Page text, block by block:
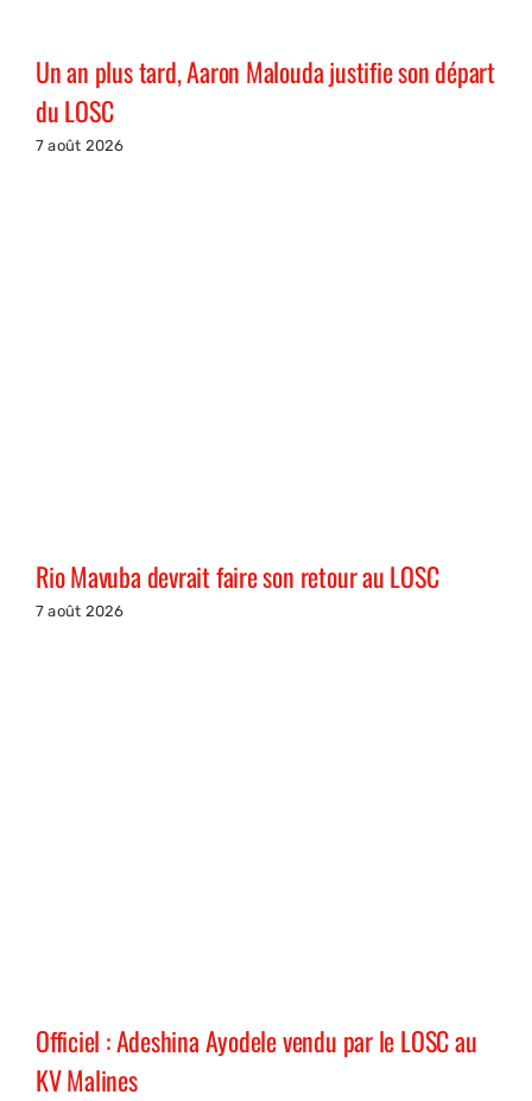
Un an plus tard, Aaron Malouda justifie son départ
du LOSC
7 août 2026
Rio Mavuba devrait faire son retour au LOSC
7 août 2026
Officiel : Adeshina Ayodele vendu par le LOSC au
KV Malines